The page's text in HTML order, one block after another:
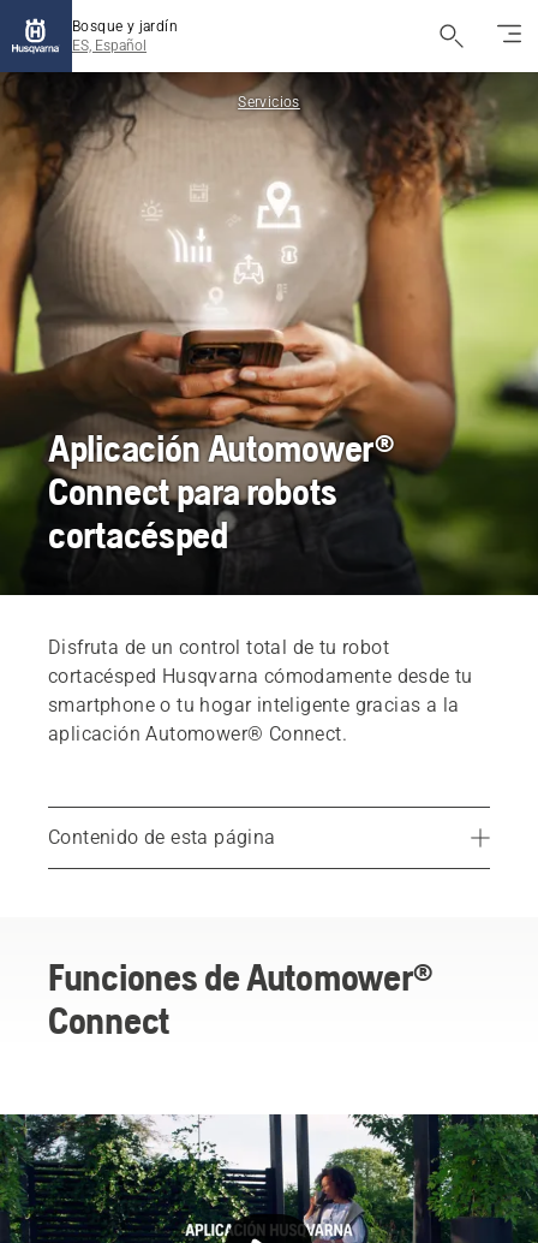
Bosque y jardín
ES, Español
Servicios
Aplicación Automower®
Connect para robots
cortacésped
Disfruta de un control total de tu robot
cortacésped Husqvarna cómodamente desde tu
smartphone o tu hogar inteligente gracias a la
aplicación Automower® Connect.
Contenido de esta página
Funciones de Automower® Connect
Control de zona flexible
Los hogares inteligentes eligen Automower®
Funciones de Automower®
Connect